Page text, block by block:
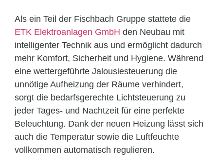
Als ein Teil der Fischbach Gruppe stattete die
ETK Elektroanlagen GmbH den Neubau mit
intelligenter Technik aus und ermöglicht dadurch
mehr Komfort, Sicherheit und Hygiene. Während
eine wettergeführte Jalousiesteuerung die
unnötige Aufheizung der Räume verhindert,
sorgt die bedarfsgerechte Lichtsteuerung zu
jeder Tages- und Nachtzeit für eine perfekte
Beleuchtung. Dank der neuen Heizung lässt sich
auch die Temperatur sowie die Luftfeuchte
vollkommen automatisch regulieren.